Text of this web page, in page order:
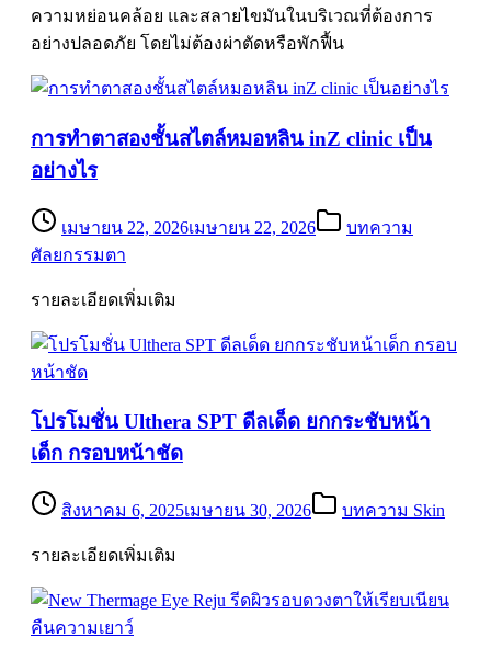
ความหย่อนคล้อย และสลายไขมันในบริเวณที่ต้องการ
อย่างปลอดภัย โดยไม่ต้องผ่าตัดหรือพักฟื้น
การทำตาสองชั้นสไตล์หมอหลิน inZ clinic เป็น
อย่างไร
เมษายน 22, 2026เมษายน 22, 2026
บทความ
ศัลยกรรมตา
รายละเอียดเพิ่มเติม
โปรโมชั่น Ulthera SPT ดีลเด็ด ยกกระชับหน้า
เด็ก กรอบหน้าชัด
สิงหาคม 6, 2025เมษายน 30, 2026 บทความ Skin
รายละเอียดเพิ่มเติม